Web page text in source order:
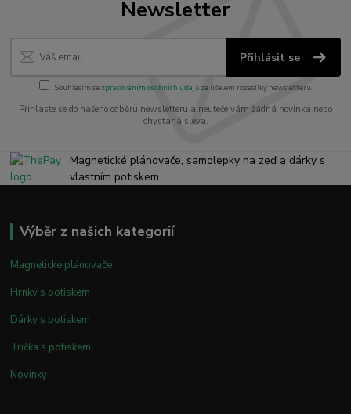
Newsletter
Přihlásit se
Souhlasím se zpracováním osobních údajůza účelem rozesílky newsletteru.
Přihlaste se do našeho odběru newsletteru a neuteče vám žádná novinka nebo
chystaná sleva.
Magnetické plánovače, samolepky na zeď a dárky s
vlastním potiskem
Výběr z našich kategorií
Magnetické plánovače
Hrnky s potiskem
Dárky s potiskem
Trička s potiskem
Novinky